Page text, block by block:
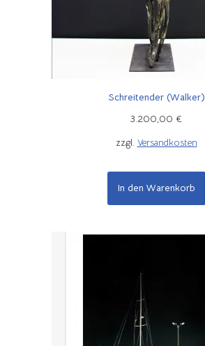
Schreitender (Walker)
3.200,00 €
zzgl. Versandkosten
In den Warenkorb